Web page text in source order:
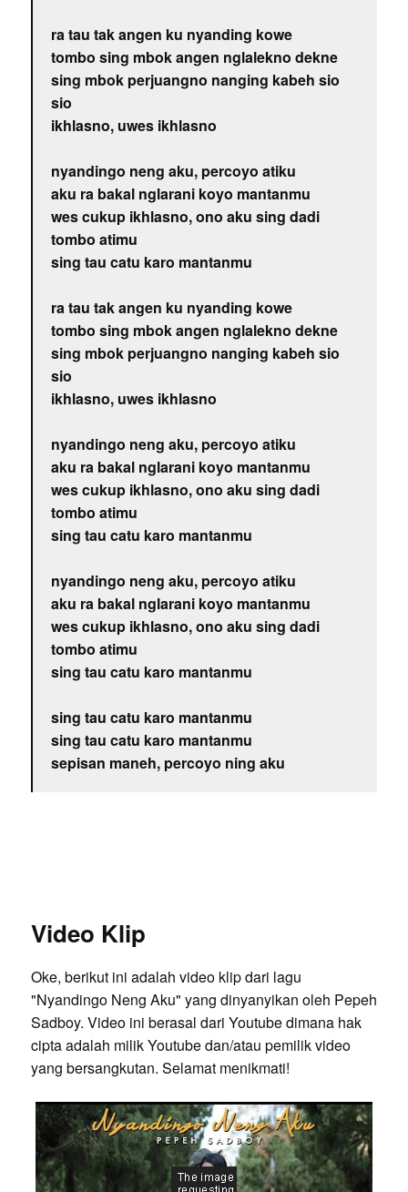
ra tau tak angen ku nyanding kowe
tombo sing mbok angen nglalekno dekne
sing mbok perjuangno nanging kabeh sio
sio
ikhlasno, uwes ikhlasno
nyandingo neng aku, percoyo atiku
aku ra bakal nglarani koyo mantanmu
wes cukup ikhlasno, ono aku sing dadi
tombo atimu
sing tau catu karo mantanmu
ra tau tak angen ku nyanding kowe
tombo sing mbok angen nglalekno dekne
sing mbok perjuangno nanging kabeh sio
sio
ikhlasno, uwes ikhlasno
nyandingo neng aku, percoyo atiku
aku ra bakal nglarani koyo mantanmu
wes cukup ikhlasno, ono aku sing dadi
tombo atimu
sing tau catu karo mantanmu
nyandingo neng aku, percoyo atiku
aku ra bakal nglarani koyo mantanmu
wes cukup ikhlasno, ono aku sing dadi
tombo atimu
sing tau catu karo mantanmu
sing tau catu karo mantanmu
sing tau catu karo mantanmu
sepisan maneh, percoyo ning aku
Video Klip
Oke, berikut ini adalah video klip dari lagu
"Nyandingo Neng Aku" yang dinyanyikan oleh Pepeh
Sadboy. Video ini berasal dari Youtube dimana hak
cipta adalah milik Youtube dan/atau pemilik video
yang bersangkutan. Selamat menikmati!